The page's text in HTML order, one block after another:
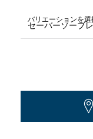
バリエーションを選